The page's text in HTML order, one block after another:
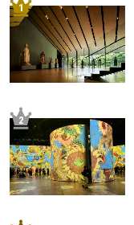
1
2